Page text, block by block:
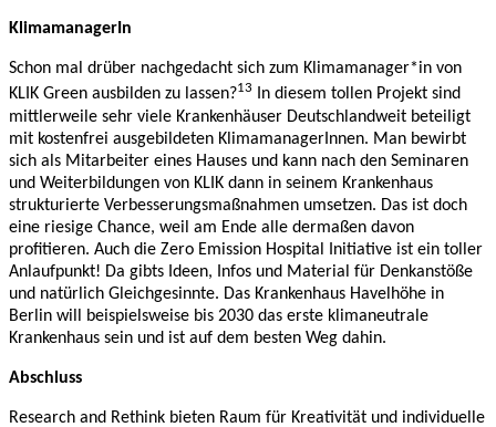
KlimamanagerIn
Schon mal drüber nachgedacht sich zum Klimamanager*in von
KLIK Green ausbilden zu lassen?13 In diesem tollen Projekt sind
mittlerweile sehr viele Krankenhäuser Deutschlandweit beteiligt
mit kostenfrei ausgebildeten KlimamanagerInnen. Man bewirbt
sich als Mitarbeiter eines Hauses und kann nach den Seminaren
und Weiterbildungen von KLIK dann in seinem Krankenhaus
strukturierte Verbesserungsmaßnahmen umsetzen. Das ist doch
eine riesige Chance, weil am Ende alle dermaßen davon
profitieren. Auch die Zero Emission Hospital Initiative ist ein toller
Anlaufpunkt! Da gibts Ideen, Infos und Material für Denkanstöße
und natürlich Gleichgesinnte. Das Krankenhaus Havelhöhe in
Berlin will beispielsweise bis 2030 das erste klimaneutrale
Krankenhaus sein und ist auf dem besten Weg dahin.
Abschluss
Research and Rethink bieten Raum für Kreativität und individuelle